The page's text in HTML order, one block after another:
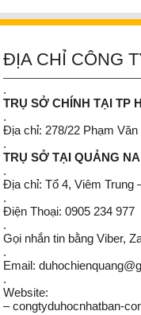
ĐỊA CHỈ CÔNG
.
TRỤ SỞ CHÍNH TẠI TP
.
Địa chỉ: 278/22 Phạm
.
TRỤ SỞ TẠI QUẢNG
.
Địa chỉ: Tổ 4, Viêm Trung
.
Điện Thoại: 0905 234 977
.
Gọi nhắn tin bằng Viber,
.
Email:
.
Website:
– congtyduhocnhatban-